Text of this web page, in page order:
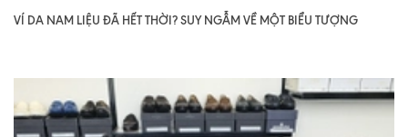
VÍ DA NAM LIỆU ĐÃ HẾT THỜI? SUY NGẪM VỀ MỘT BIỂU TƯỢNG